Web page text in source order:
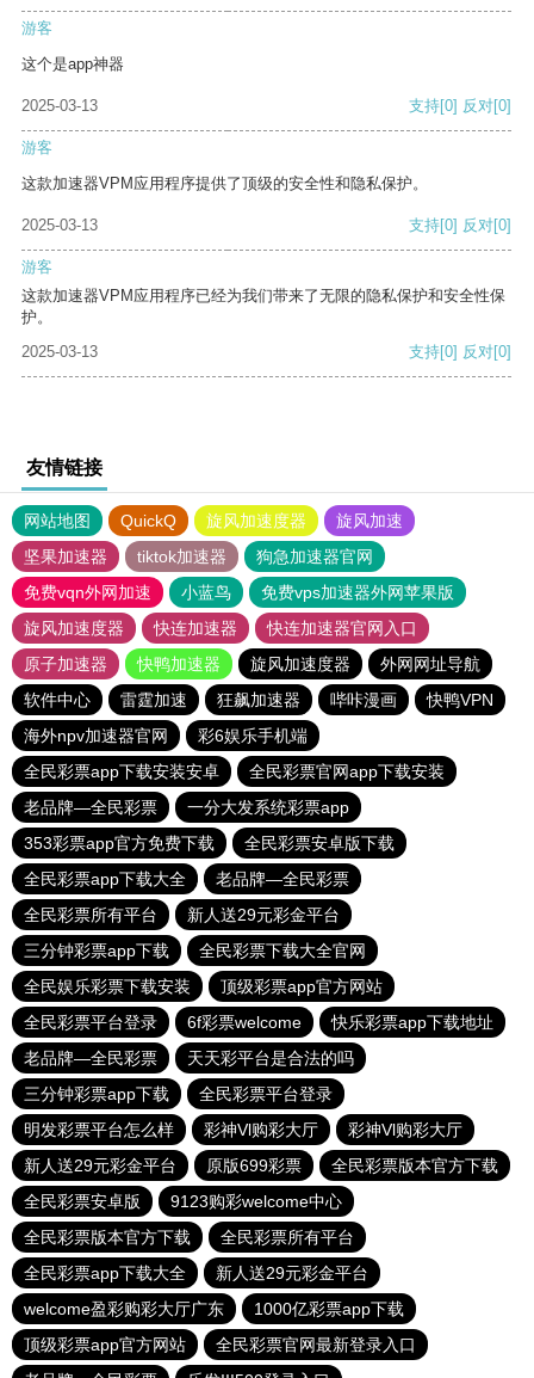
游客
这个是app神器
2025-03-13 支持[0] 反对[0]
游客
这款加速器VPM应用程序提供了顶级的安全性和隐私保护。
2025-03-13 支持[0] 反对[0]
游客
这款加速器VPM应用程序已经为我们带来了无限的隐私保护和安全性保
护。
2025-03-13
支持[0] 反对[0]
友情链接
网站地图 QuickQ 旋风加速度器
旋风加速
坚果加速器
tiktok加速器
狗急加速器官网
免费vqn外网加速
小蓝鸟
免费vps加速器外网苹果版
旋风加速度器
快连加速器
快连加速器官网入口
原子加速器
快鸭加速器 旋风加速度器
外网网址导航
软件中心
雷霆加速 狂飙加速器 哔咔漫画
快鸭VPN
海外npv加速器官网
彩6娱乐手机端
全民彩票app下载安装安卓
全民彩票官网app下载安装
老品牌—全民彩票
一分大发系统彩票app
353彩票app官方免费下载
全民彩票安卓版下载
全民彩票app下载大全
老品牌—全民彩票
全民彩票所有平台
新人送29元彩金平台
三分钟彩票app下载
全民彩票下载大全官网
全民娱乐彩票下载安装
顶级彩票app官方网站
全民彩票平台登录
6f彩票welcome
快乐彩票app下载地址
老品牌—全民彩票
天天彩平台是合法的吗
三分钟彩票app下载
全民彩票平台登录
明发彩票平台怎么样
彩神Vl购彩大厅
彩神Vl购彩大厅
新人送29元彩金平台
原版699彩票
全民彩票版本官方下载
全民彩票安卓版
9123购彩welcome中心
全民彩票版本官方下载
全民彩票所有平台
全民彩票app下载大全
新人送29元彩金平台
welcome盈彩购彩大厅广东
1000亿彩票app下载
顶级彩票app官方网站
全民彩票官网最新登录入口